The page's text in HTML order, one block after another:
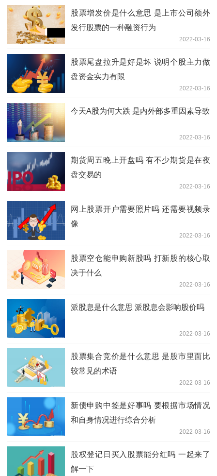
股票增发价是什么意思 是上市公司额外
发行股票的一种融资行为
2022-03-16
股票尾盘拉升是好是坏 说明个股主力做
盘资金实力有限
2022-03-16
今天A股为何大跌 是内外部多重因素导致
2022-03-16
期货周五晚上开盘吗 有不少期货是在夜
盘交易的
2022-03-16
网上股票开户需要照片吗 还需要视频录
像
2022-03-16
股票空仓能申购新股吗 打新股的核心取
决于什么
2022-03-16
派股息是什么意思 派股息会影响股价吗
2022-03-16
股票集合竞价是什么意思 是股市里面比
较常见的术语
2022-03-16
新债申购中签是好事吗 要根据市场情况
和自身情况进行综合分析
2022-03-16
股权登记日买入股票能分红吗 一起来了
解一下